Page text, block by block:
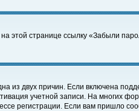
этой странице ссылку «Забыли
из двух причин. Если включена
учетной записи. На многих
регистрации. Если вам пришло